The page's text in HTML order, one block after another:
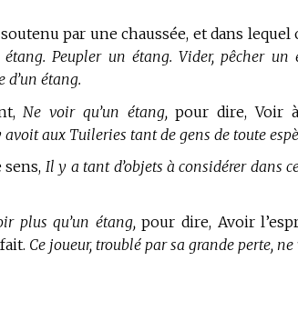
soutenu par une chaussée, et dans
étang. Peupler un étang. Vider, pêcher
d’un étang.
Ne voir qu’un étang, pour dire, Voir
avoit aux Tuileries tant de gens de toute
Il y a tant d’objets à considérer dans
plus qu’un étang, pour dire, Avoir
Ce joueur, troublé par sa grande perte,